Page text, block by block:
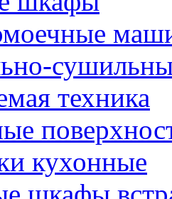
техника
кухонные